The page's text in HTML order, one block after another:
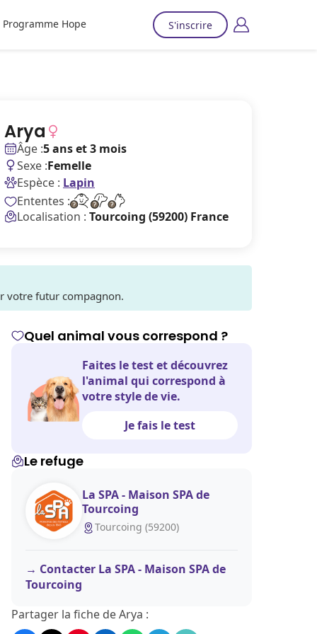
Programme Hope S'inscrire
Arya
Âge :5 ans et 3 mois
Sexe :Femelle
Espèce : Lapin
Ententes :
Localisation : Tourcoing (59200) France
votre futur compagnon.
Quel animal vous correspond ?
Faites le test et découvrez
l'animal qui correspond à
votre style de vie.
Je fais le test
Le refuge
La SPA - Maison SPA de
Tourcoing
Tourcoing (59200)
Contacter La SPA - Maison SPA de
Tourcoing
Partager la fiche de Arya :